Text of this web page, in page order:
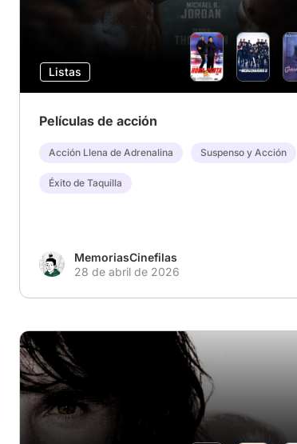
Listas
Películas de acción
Acción Llena de Adrenalina Suspenso y Acción
Éxito de Taquilla
MemoriasCinefilas
28 de abril de 2026